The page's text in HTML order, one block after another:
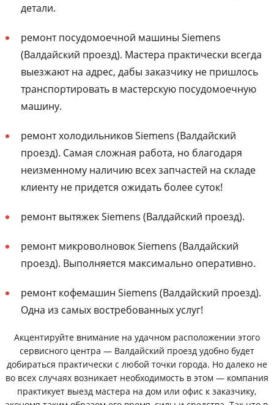
детали.
ремонт посудомоечной машины Siemens
(Валдайский проезд). Мастера практически всегда
выезжают на адрес, дабы заказчику не пришлось
транспортировать в мастерскую посудомоечную
машину.
ремонт холодильников Siemens (Валдайский
проезд). Самая сложная работа, но благодаря
неизменному наличию всех запчастей на складе
клиенту не придется ожидать более суток!
ремонт вытяжек Siemens (Валдайский проезд).
ремонт микроволновок Siemens (Валдайский
проезд). Выполняется максимально оперативно.
ремонт кофемашин Siemens (Валдайский проезд).
Одна из самых востребованных услуг!
Акцентируйте внимание на удачном расположении этого
сервисного центра — Валдайский проезд удобно будет
добираться практически с любой точки города. Но далеко не
во всех случаях возникает необходимость в этом — компания
практикует выезд мастера на дом или офис к заказчику,